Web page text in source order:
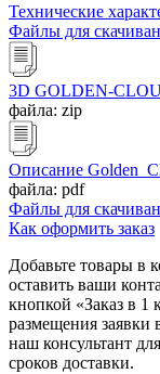
Технические
Файлы для
3D GOLDEN-
файла: zip
Описание
файла: pdf
Файлы для
Как оформить заказ
Добавьте товары в
оставить ваши
кнопкой «Заказ в 1
размещения заявки
наш консультант
сроков доставки.